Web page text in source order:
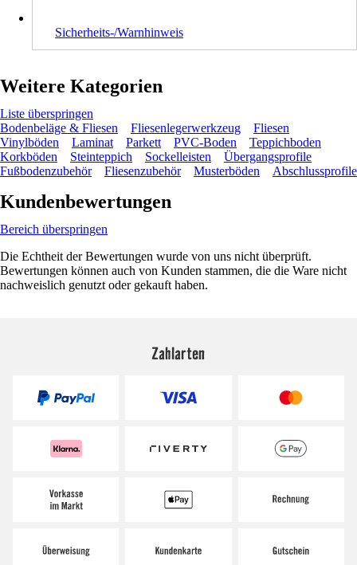
Sicherheits-/Warnhinweis
Weitere Kategorien
Liste überspringen
Bodenbeläge & Fliesen
Fliesenlegerwerkzeug
Fliesen
Vinylböden
Laminat Parkett PVC-Boden
Teppichboden
Korkböden
Steinteppich Sockelleisten
Übergangsprofile
Fußbodenzubehör
Fliesenzubehör Musterböden Abschlussprofile
Kundenbewertungen
Bereich überspringen
Die Echtheit der Bewertungen wurde von uns nicht überprüft.
Bewertungen können auch von Kunden stammen, die die Ware nicht
nachweislich genutzt oder gekauft haben.
Zahlarten